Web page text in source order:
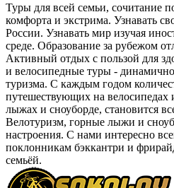
Туры для всей семьи, сочитание
комфорта и экстрима. Узнавать
России. Узнавать мир изучая
среде. Образование за рубежом
Активный отдых с пользой для
и велосипедные туры -
туризма. С каждым годом
путешествующих на
лыжах и сноуборде, становится
Велотуризм, горные лыжи и
настроения. С нами интересно
поклонникам бэккантри и
семьёй.